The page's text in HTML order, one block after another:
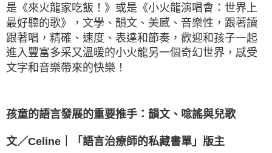
是《來火龍家吃飯！》或是《小火龍演唱會：世界上
最好聽的歌》，文學、韻文、美感、音樂性，跟著讀
跟著唱，精確、速度、表達和節奏，歡迎和孩子一起
進入豐富多采又溫暖的小火龍另一個奇幻世界，感受
文字和音樂帶來的快樂！
孩童的語言發展的重要推手：韻文、唸謠與兒歌
文／Celine｜「語言治療師的私藏書單」版主